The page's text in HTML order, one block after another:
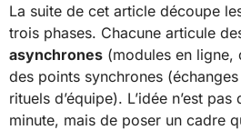
La suite de cet article découpe
trois phases. Chacune articule
asynchrones (modules en ligne,
des points synchrones
rituels d’équipe). L’idée n’est
minute, mais de poser un cadre